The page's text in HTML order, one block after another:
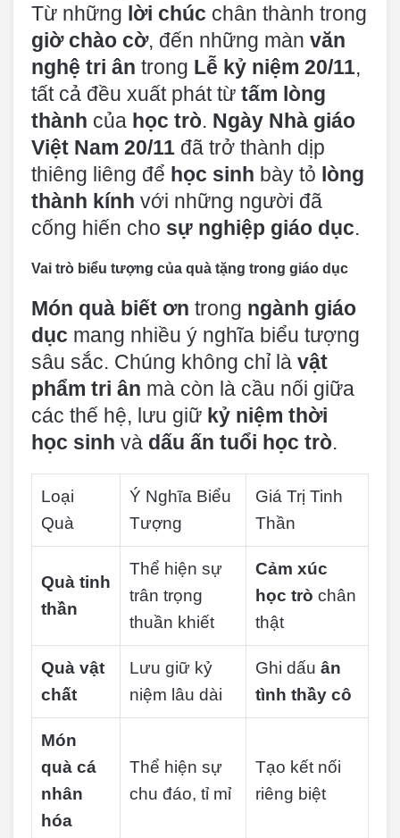
Từ những lời chúc chân thành trong
giờ chào cờ, đến những màn văn
nghệ tri ân trong Lễ kỷ niệm 20/11,
tất cả đều xuất phát từ tấm lòng
thành của học trò. Ngày Nhà giáo
Việt Nam 20/11 đã trở thành dịp
thiêng liêng để học sinh bày tỏ lòng
thành kính với những người đã
cống hiến cho sự nghiệp giáo dục.
Vai trò biểu tượng của quà tặng trong giáo dục
Món quà biết ơn trong ngành giáo
dục mang nhiều ý nghĩa biểu tượng
sâu sắc. Chúng không chỉ là vật
phẩm tri ân mà còn là cầu nối giữa
các thế hệ, lưu giữ kỷ niệm thời
học sinh và dấu ấn tuổi học trò.
Loại
Quà
Ý Nghĩa Biểu
Tượng
Giá Trị Tinh
Thần
Quà tinh
thần
Thể hiện sự
trân trọng
thuần khiết
Cảm xúc
học trò chân
thật
Quà vật
chất
Lưu giữ kỷ
niệm lâu dài
Ghi dấu ân
tình thầy cô
Món
quà cá
nhân
hóa
Thể hiện sự
chu đáo, tỉ mỉ
Tạo kết nối
riêng biệt